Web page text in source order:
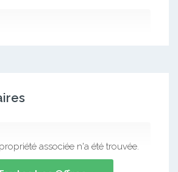
associée n'a été trouvée.